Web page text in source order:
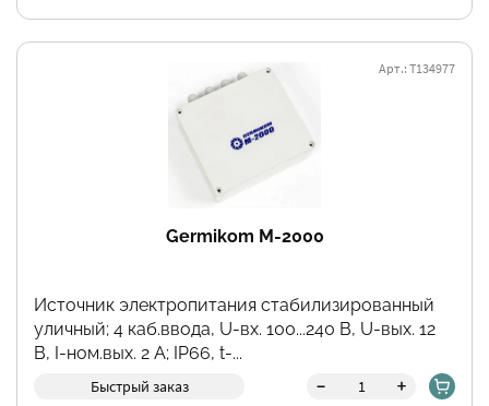
Germikom M-2000
Арт.: Т134977
Источник электропитания стабилизированный
уличный; 4 каб.ввода, U-вх. 100...240 В, U-вых. 12
В, I-ном.вых. 2 А; IP66, t-...
Быстрый заказ - +